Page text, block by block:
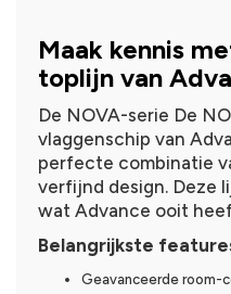
Maak kennis
toplijn van
De NOVA-serie De
vlaggenschip van
perfecte combinatie
verfijnd design. Deze
wat Advance ooit
Belangrijkste
Geavanceerde room-